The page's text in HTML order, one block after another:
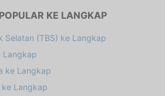
KE LANGKAP
Selatan (TBS) ke Langkap
Langkap
ke Langkap
ke Langkap